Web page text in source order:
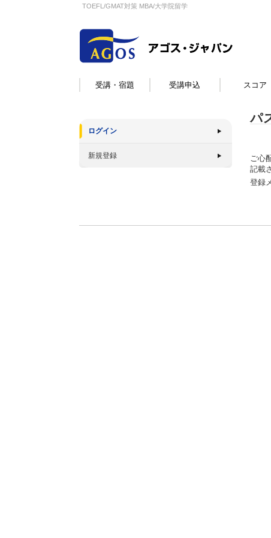
TOEFL/GMAT対策 MBA/大学院留学
受講・宿題 受講申込 スコア
ログイン
新規登録
パ
ご心
記載
登録